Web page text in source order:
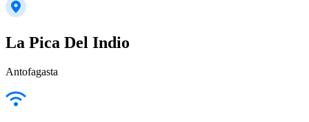
La Pica Del Indio
Antofagasta